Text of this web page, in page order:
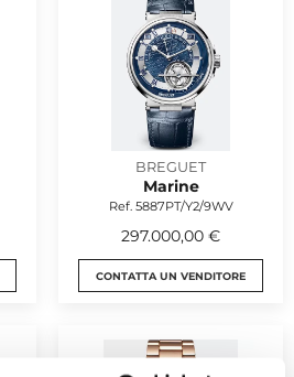
BREGUET
Marine
Ref. 5887PT/Y2/9WV
297.000,00 €
CONTATTA UN VENDITORE